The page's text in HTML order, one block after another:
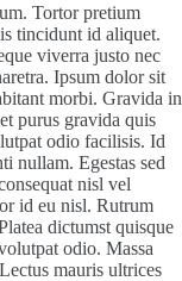
Tortor pretium
tincidunt id aliquet.
viverra justo nec
Ipsum dolor sit
morbi. Gravida in
purus gravida quis
odio facilisis. Id
nullam. Egestas sed
nisl vel
id eu nisl. Rutrum
dictumst quisque
odio. Massa
mauris ultrices